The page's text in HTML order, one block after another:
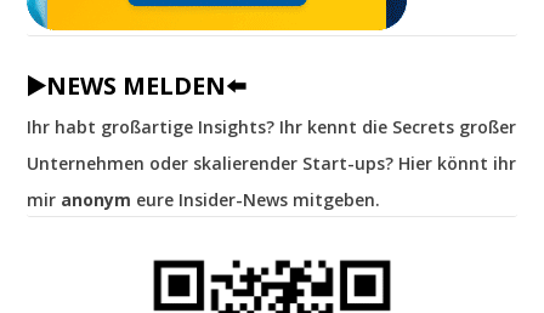
▶️NEWS MELDEN⬅️
Ihr habt großartige Insights? Ihr kennt die Secrets großer
Unternehmen oder skalierender Start-ups? Hier könnt ihr
mir anonym eure Insider-News mitgeben.